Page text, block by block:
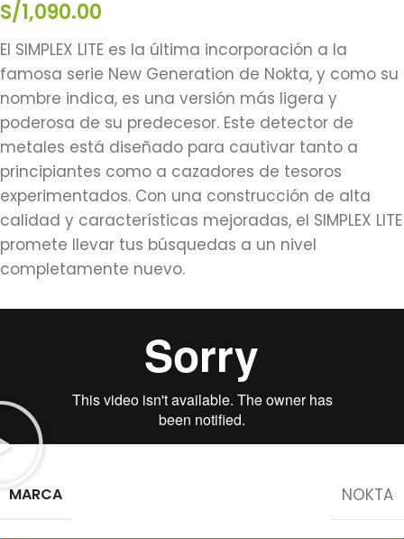
S/1,090.00
El SIMPLEX LITE es la última incorporación a la
famosa serie New Generation de Nokta, y como su
nombre indica, es una versión más ligera y
poderosa de su predecesor. Este detector de
metales está diseñado para cautivar tanto a
principiantes como a cazadores de tesoros
experimentados. Con una construcción de alta
calidad y características mejoradas, el SIMPLEX LITE
promete llevar tus búsquedas a un nivel
completamente nuevo.
MARCA NOKTA